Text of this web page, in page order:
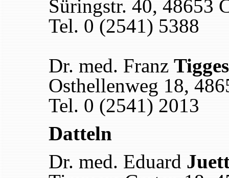
Süringstr. 40, 48653
Tel. 0 (2541) 5388
Dr. med. Franz Tigges
Osthellenweg 18,
Tel. 0 (2541) 2013
Datteln
Dr. med. Eduard